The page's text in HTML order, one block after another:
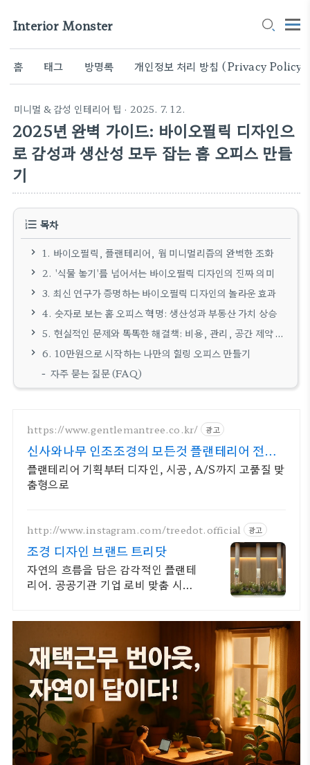
Interior Monster
홈 태그 방명록 개인정보 처리 방침 (Privacy Policy)
미니멀 & 감성 인테리어 팁 · 2025. 7. 12.
2025년 완벽 가이드: 바이오필릭 디자인으
로 감성과 생산성 모두 잡는 홈 오피스 만들
기
목차
1. 바이오필릭, 플랜테리어, 웜 미니멀리즘의 완벽한 조화
2. '식물 놓기'를 넘어서는 바이오필릭 디자인의 진짜 의미
3. 최신 연구가 증명하는 바이오필릭 디자인의 놀라운 효과
4. 숫자로 보는 홈 오피스 혁명: 생산성과 부동산 가치 상승
5. 현실적인 문제와 똑똑한 해결책: 비용, 관리, 공간 제약 극복하기
6. 10만원으로 시작하는 나만의 힐링 오피스 만들기
자주 묻는 질문 (FAQ)
https://www.gentlemantree.co.kr/ 광고
신사와나무 인조조경의 모든것 플랜테리어 전문
기업
플랜테리어 기획부터 디자인, 시공, A/S까지 고품질 맞
춤형으로
http://www.instagram.com/treedot.official 광고
조경 디자인 브랜드 트리닷
자연의 흐름을 담은 감각적인 플랜테
리어. 공공기관 기업 로비 맞춤 시공